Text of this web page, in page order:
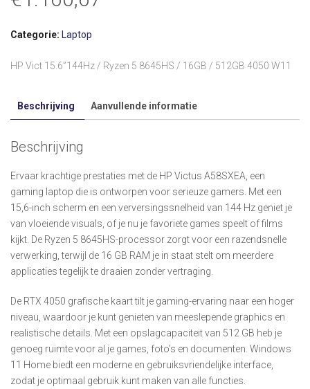
Categorie: Laptop
HP Vict 15.6”144Hz / Ryzen 5 8645HS / 16GB / 512GB 4050 W11
Beschrijving Aanvullende informatie
Beschrijving
Ervaar krachtige prestaties met de HP Victus A58SXEA, een
gaming laptop die is ontworpen voor serieuze gamers. Met een
15,6-inch scherm en een verversingssnelheid van 144 Hz geniet je
van vloeiende visuals, of je nu je favoriete games speelt of films
kijkt. De Ryzen 5 8645HS-processor zorgt voor een razendsnelle
verwerking, terwijl de 16 GB RAM je in staat stelt om meerdere
applicaties tegelijk te draaien zonder vertraging.
De RTX 4050 grafische kaart tilt je gaming-ervaring naar een hoger
niveau, waardoor je kunt genieten van meeslepende graphics en
realistische details. Met een opslagcapaciteit van 512 GB heb je
genoeg ruimte voor al je games, foto’s en documenten. Windows
11 Home biedt een moderne en gebruiksvriendelijke interface,
zodat je optimaal gebruik kunt maken van alle functies.